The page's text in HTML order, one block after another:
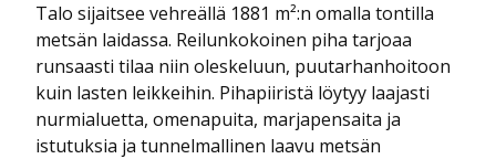
Talo sijaitsee vehreällä 1881 m²:n omalla tontilla
metsän laidassa. Reilunkokoinen piha tarjoaa
runsaasti tilaa niin oleskeluun, puutarhanhoitoon
kuin lasten leikkeihin. Pihapiiristä löytyy laajasti
nurmialuetta, omenapuita, marjapensaita ja
istutuksia ja tunnelmallinen laavu metsän